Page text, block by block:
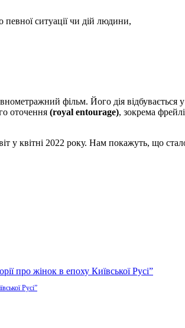
ситуації чи дій людини,
фільм. Його дія відбувається у
оточення (royal entourage), зокрема
у квітні 2022 року. Нам покажуть, що
Русі”